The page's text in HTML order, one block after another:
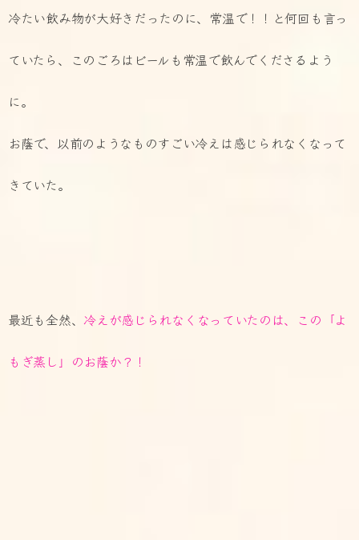
冷たい飲み物が大好きだったのに、常温で！！と何回も言っ
ていたら、このごろはビールも常温で飲んでくださるよう
に。
お蔭で、以前のようなものすごい冷えは感じられなくなって
きていた。
最近も全然、冷えが感じられなくなっていたのは、この「よ
もぎ蒸し」のお蔭か？！